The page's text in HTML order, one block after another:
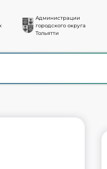
Администрации
городского округа
Тольятти